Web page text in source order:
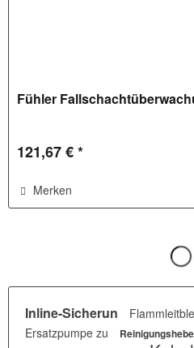
Fühler
121,67 € *
Merken
Inline-Sicherun
Ersatzpumpe zu